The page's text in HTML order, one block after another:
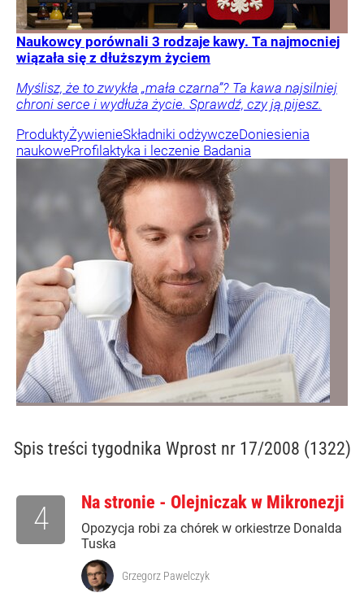
Naukowcy porównali 3 rodzaje kawy. Ta najmocniej
wiązała się z dłuższym życiem
Myślisz, że to zwykła „mała czarna”? Ta kawa najsilniej
chroni serce i wydłuża życie. Sprawdź, czy ją pijesz.
ProduktyŻywienieSkładniki odżywczeDoniesienia
naukoweProfilaktyka i leczenie Badania
Spis treści tygodnika Wprost nr 17/2008 (1322)
Na stronie - Olejniczak w Mikronezji
Opozycja robi za chórek w orkiestrze Donalda
Tuska
4
Grzegorz Pawelczyk